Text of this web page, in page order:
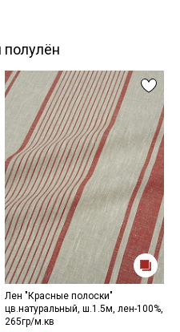
Лен "Красные полоски"
цв.натуральный, ш.1.5м, лен-100%,
265гр/м.кв